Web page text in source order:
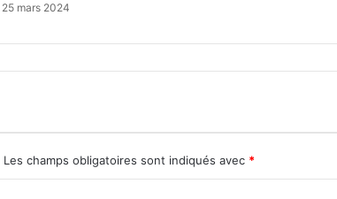
25 mars 2024
Les champs obligatoires sont indiqués avec *